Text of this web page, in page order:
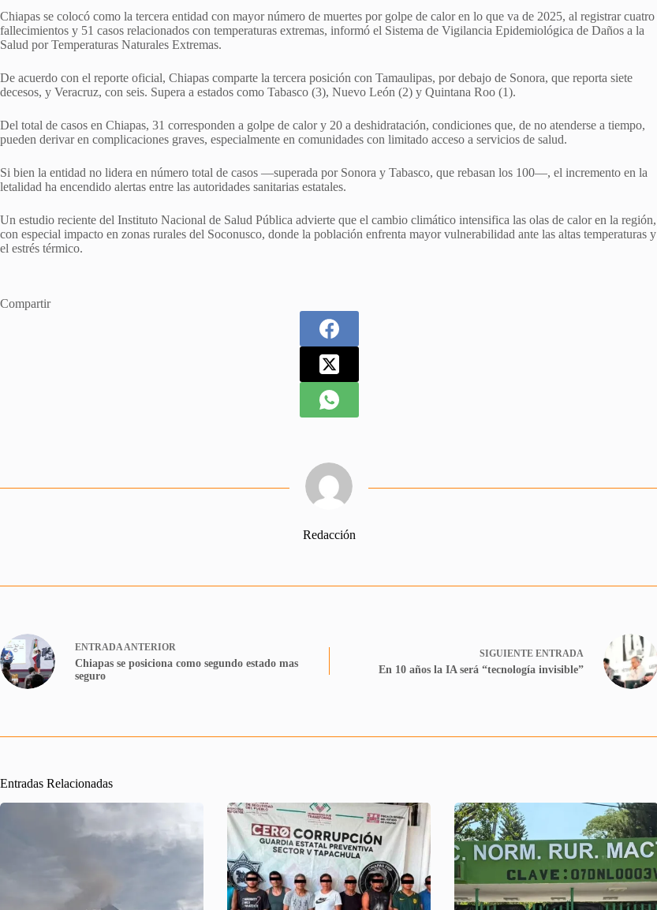
Chiapas se colocó como la tercera entidad con mayor número de muertes por golpe de calor en lo que va de 2025, al registrar cuatro
fallecimientos y 51 casos relacionados con temperaturas extremas, informó el Sistema de Vigilancia Epidemiológica de Daños a la
Salud por Temperaturas Naturales Extremas.
De acuerdo con el reporte oficial, Chiapas comparte la tercera posición con Tamaulipas, por debajo de Sonora, que reporta siete
decesos, y Veracruz, con seis. Supera a estados como Tabasco (3), Nuevo León (2) y Quintana Roo (1).
Del total de casos en Chiapas, 31 corresponden a golpe de calor y 20 a deshidratación, condiciones que, de no atenderse a tiempo,
pueden derivar en complicaciones graves, especialmente en comunidades con limitado acceso a servicios de salud.
Si bien la entidad no lidera en número total de casos —superada por Sonora y Tabasco, que rebasan los 100—, el incremento en la
letalidad ha encendido alertas entre las autoridades sanitarias estatales.
Un estudio reciente del Instituto Nacional de Salud Pública advierte que el cambio climático intensifica las olas de calor en la región,
con especial impacto en zonas rurales del Soconusco, donde la población enfrenta mayor vulnerabilidad ante las altas temperaturas y
el estrés térmico.
Compartir
Redacción
ENTRADAANTERIOR
Chiapas se posiciona como segundo estado mas
seguro
SIGUIENTE ENTRADA
En 10 años la IA será “tecnología invisible”
Entradas Relacionadas